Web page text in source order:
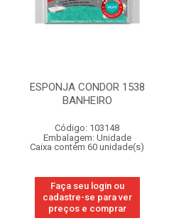
ESPONJA CONDOR 1538
BANHEIRO
Código: 103148
Embalagem: Unidade
Caixa contém 60 unidade(s)
Faça seu login ou
cadastre-se para ver
preços e comprar